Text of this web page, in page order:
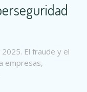
El fraude y el
empresas,